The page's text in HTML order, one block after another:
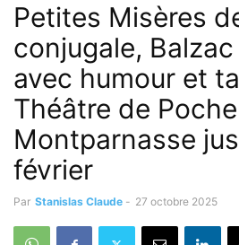
Sélectionné par la rédaction
Petites Misères
conjugale,
avec humour et
Théâtre de Poche
Montparnasse
février
Par Stanislas Claude - 27 octobre 2025